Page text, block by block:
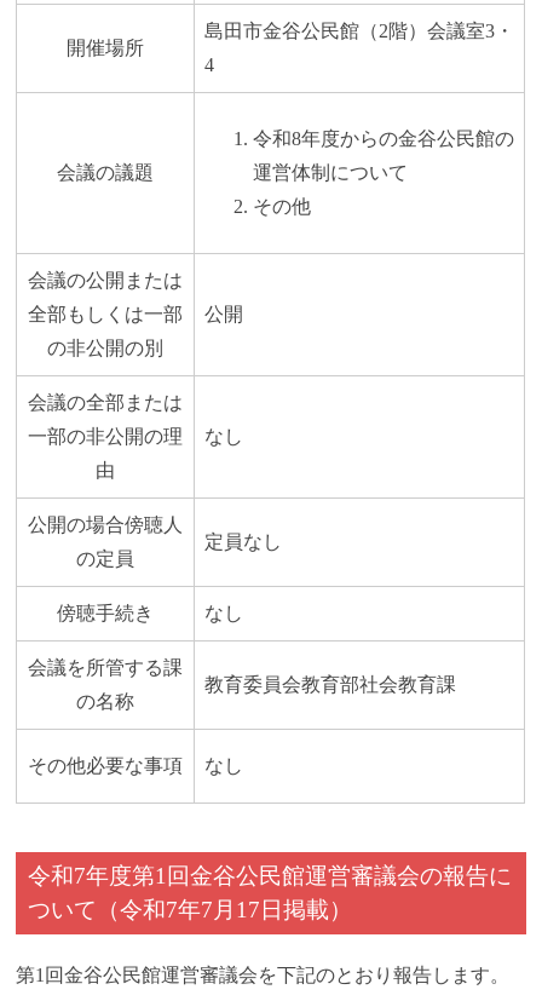
開催場所
島田市金谷公民館（2階）会議室3・
4
会議の議題
令和8年度からの金谷公民館の
運営体制について
その他
会議の公開または
全部もしくは一部
の非公開の別
公開
会議の全部または
一部の非公開の理
由
なし
公開の場合傍聴人
の定員
定員なし
傍聴手続き なし
会議を所管する課
の名称
教育委員会教育部社会教育課
その他必要な事項 なし
令和7年度第1回金谷公民館運営審議会の報告に
ついて（令和7年7月17日掲載）
第1回金谷公民館運営審議会を下記のとおり報告します。